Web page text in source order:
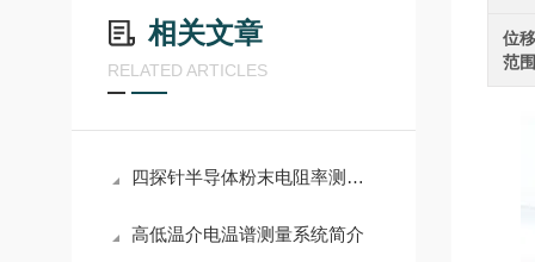
相关文章
RELATED ARTICLES
四探针半导体粉末电阻率测试仪测试原理
高低温介电温谱测量系统简介
位
范